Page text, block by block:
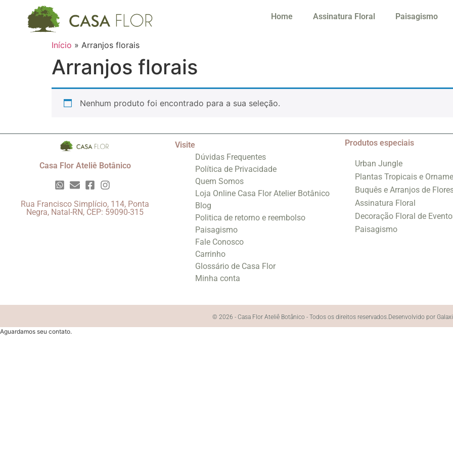
Home Assinatura Floral Paisagismo
Início » Arranjos florais
Arranjos florais
Nenhum produto foi encontrado para a sua seleção.
Casa Flor Ateliê Botânico
Rua Francisco Simplício, 114, Ponta
Negra, Natal-RN, CEP: 59090-315
Visite
Dúvidas Frequentes
Política de Privacidade
Quem Somos
Loja Online Casa Flor Atelier Botânico
Blog
Politica de retorno e reembolso
Paisagismo
Fale Conosco
Carrinho
Glossário de Casa Flor
Minha conta
Produtos especiais
Urban Jungle
Plantas Tropicais e
Buquês e Arranjos de
Assinatura Floral
Decoração Floral de
Paisagismo
© 2026 - Casa Flor Ateliê Botânico - Todos os direitos reservados.Desenvolvido por
Aguardamos seu contato.